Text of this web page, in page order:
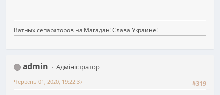
Ватных сепараторов на Магадан! Слава Украине!
admin
Адміністратор
#319
Червень 01, 2020, 19:22:37